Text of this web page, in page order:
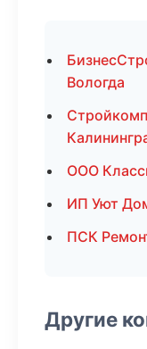
Вологда
ООО
ИП Уют
ПСК
Другие